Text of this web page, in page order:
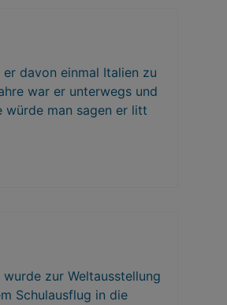
davon einmal Italien zu
war er unterwegs und
würde man sagen er litt
zur Weltausstellung
Schulausflug in die